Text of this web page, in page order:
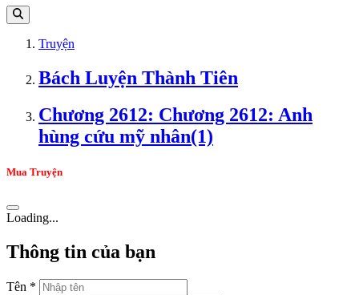
Truyện
Bách Luyện Thành Tiên
Chương 2612: Chương 2612: Anh
hùng cứu mỹ nhân(1)
Mua Truyện
Loading...
Thông tin của bạn
Tên *